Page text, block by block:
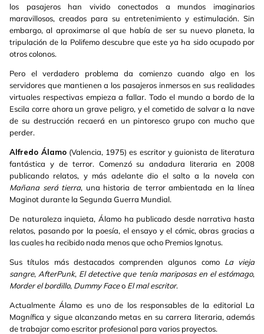
los pasajeros han vivido conectados a mundos imaginarios
maravillosos, creados para su entretenimiento y estimulación. Sin
embargo, al aproximarse al que había de ser su nuevo planeta, la
tripulación de la Polifemo descubre que este ya ha sido ocupado por
otros colonos.
Pero el verdadero problema da comienzo cuando algo en los
servidores que mantienen a los pasajeros inmersos en sus realidades
virtuales respectivas empieza a fallar. Todo el mundo a bordo de la
Escila corre ahora un grave peligro, y el cometido de salvar a la nave
de su destrucción recaerá en un pintoresco grupo con mucho que
perder.
Alfredo Álamo (Valencia, 1975) es escritor y guionista de literatura
fantástica y de terror. Comenzó su andadura literaria en 2008
publicando relatos, y más adelante dio el salto a la novela con
Mañana será tierra, una historia de terror ambientada en la línea
Maginot durante la Segunda Guerra Mundial.
De naturaleza inquieta, Álamo ha publicado desde narrativa hasta
relatos, pasando por la poesía, el ensayo y el cómic, obras gracias a
las cuales ha recibido nada menos que ocho Premios Ignotus.
Sus títulos más destacados comprenden algunos como La vieja
sangre, AfterPunk, El detective que tenía mariposas en el estómago,
Morder el bordillo, Dummy Faceo El mal escritor.
Actualmente Álamo es uno de los responsables de la editorial La
Magnífica y sigue alcanzando metas en su carrera literaria, además
de trabajar como escritor profesional para varios proyectos.